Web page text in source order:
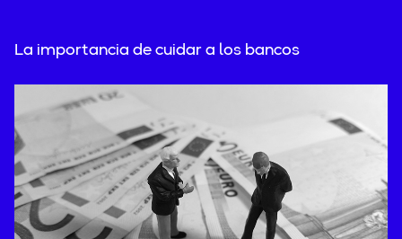
La importancia de cuidar a los bancos